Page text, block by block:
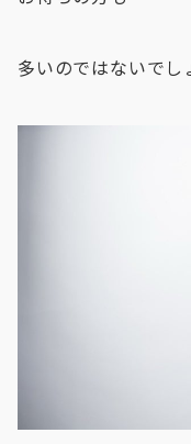
多いのではないでし